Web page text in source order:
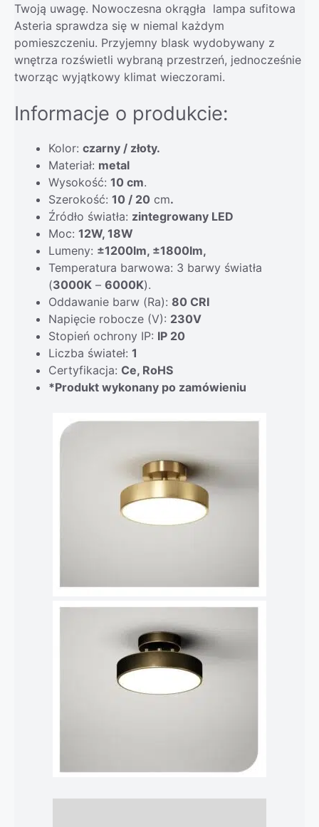
Twoją uwagę. Nowoczesna okrągła lampa sufitowa
Asteria sprawdza się w niemal każdym
pomieszczeniu. Przyjemny blask wydobywany z
wnętrza rozświetli wybraną przestrzeń, jednocześnie
tworząc wyjątkowy klimat wieczorami.
Informacje o produkcie:
Kolor: czarny / złoty.
Materiał: metal
Wysokość: 10 cm.
Szerokość: 10 / 20 cm.
Źródło światła: zintegrowany LED
Moc: 12W, 18W
Lumeny: ±1200lm, ±1800lm,
Temperatura barwowa: 3 barwy światła
(3000K – 6000K).
Oddawanie barw (Ra): 80 CRI
Napięcie robocze (V): 230V
Stopień ochrony IP: IP 20
Liczba świateł: 1
Certyfikacja: Ce, RoHS
*Produkt wykonany po zamówieniu